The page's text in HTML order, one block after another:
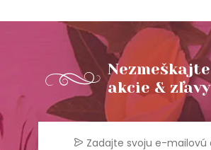
Nezmeškajte
akcie & zľavy